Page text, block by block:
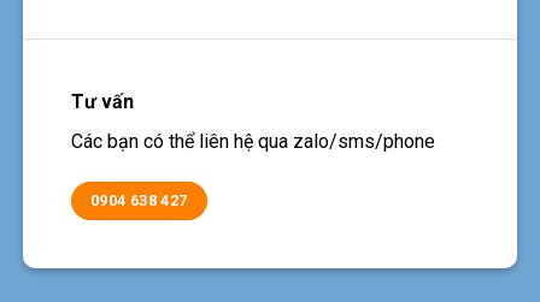
Tư vấn
Các bạn có thể liên hệ qua zalo/sms/phone
0904 638 427